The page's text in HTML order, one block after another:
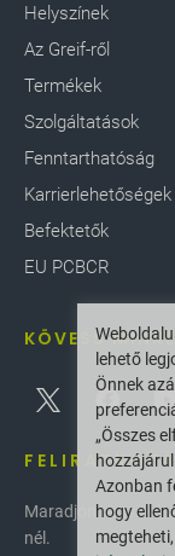
Jelentés letöltések
Helyszínek
Az Greif-ről
Termékek
Szolgáltatások
Fenntarthatóság
Karrierlehetőségek
Befektetők
EU PCBCR
KÖVESS
Maradjon
nél.
lehető
Önnek
„Összes
Azonban
hogy